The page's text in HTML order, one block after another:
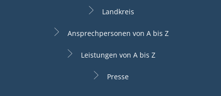
Landkreis
Ansprechpersonen von A bis Z
Leistungen von A bis Z
Presse